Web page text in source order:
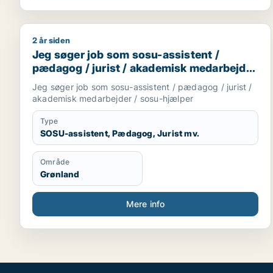
Jeg søger job som sosu-assistent / pædagog /
2 år siden
Jeg søger job som sosu-assistent /
pædagog / jurist / akademisk medarbejder
/ sosu-hjælper
Jeg søger job som sosu-assistent / pædagog / jurist /
akademisk medarbejder / sosu-hjælper
Type
SOSU-assistent, Pædagog, Jurist mv.
Område
Grønland
Mere info